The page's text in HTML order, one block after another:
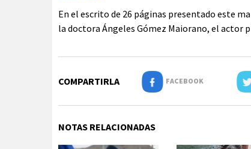
En el escrito de 26 páginas presentado este
la doctora Ángeles Gómez Maiorano, el actor
COMPARTIRLA FACEBOOK
NOTAS RELACIONADAS